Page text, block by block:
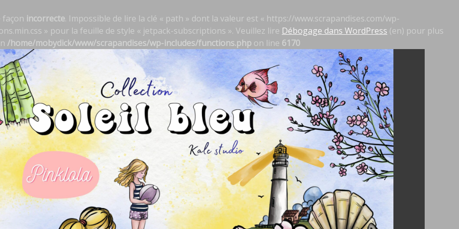
façon incorrecte. Impossible de lire la clé « path » dont la valeur est « https://www.scrapandises.com/wp-
» pour la feuille de style « jetpack-subscriptions ». Veuillez lire Débogage dans WordPress (en) pour plus
/home/mobydick/www/scrapandises/wp-includes/functions.php on line 6170